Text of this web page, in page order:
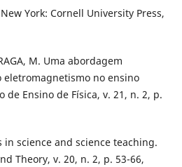
York: Cornell University Press,
M. Uma abordagem
no ensino
de Ensino de Física, v. 21, n. 2, p.
in science and science teaching.
Theory, v. 20, n. 2, p. 53-66,